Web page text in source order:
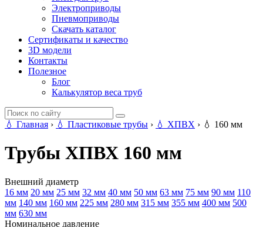
Электроприводы
Пневмоприводы
Скачать каталог
Сертификаты и качество
3D модели
Контакты
Полезное
Блог
Калькулятор веса труб
💧 Главная › 💧 Пластиковые трубы › 💧 ХПВХ › 💧 160 мм
Трубы ХПВХ 160 мм
Внешний диаметр
16 мм 20 мм 25 мм 32 мм 40 мм 50 мм 63 мм 75 мм 90 мм 110
мм 140 мм 160 мм 225 мм 280 мм 315 мм 355 мм 400 мм 500
мм 630 мм
Номинальное давление